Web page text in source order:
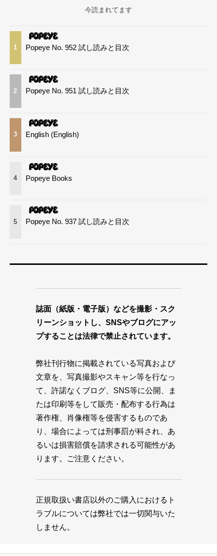
今読まれてます
1 Popeye No. 952 試し読みと目次
2 Popeye No. 951 試し読みと目次
3 English (English)
4 Popeye Books
5 Popeye No. 937 試し読みと目次
誌面（紙版・電子版）などを撮影・スク
リーンショットし、SNSやブログにアッ
プすることは法律で禁止されています。
弊社刊行物に掲載されている写真および
文章を、写真撮影やスキャン等を行なっ
て、許諾なくブログ、SNS等に公開、ま
たは印刷等をして販売・配布する行為は
著作権、肖像権等を侵害するものであ
り、場合によっては刑事罰が科され、あ
るいは損害賠償を請求される可能性があ
ります。ご注意ください。
正規取扱い書店以外のご購入におけるト
ラブルについては弊社では一切関与いた
しません。